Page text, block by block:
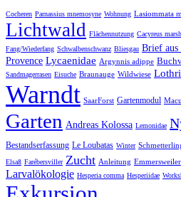
Cocheren Parnassius mnemosyne Wohnung Lasiommata
Lichtwald Flächennutzung Cacyreus
Fang/Wiederfang Schwalbenschwanz Bliesgau Brief aus
Provence Lycaenidae Argynnis adippe
Sandmagerrasen Eisuche Braunauge Wildwiese
Warndt SaarForst Gartenmodul
Garten Andreas Kolossa Lemonidae
Bestandserfassung Le Loubatas Winter
Elsaß Farébersviller Zucht Anleitung Emmersweiler
Larvalökologie Hesperia comma Hesperiidae